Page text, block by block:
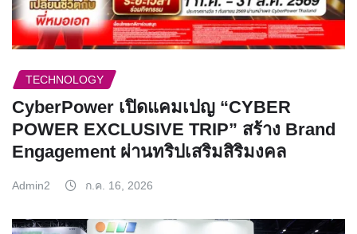
TECHNOLOGY
CyberPower เปิดแคมเปญ “CYBER
POWER EXCLUSIVE TRIP” สร้าง Brand
Engagement ผ่านทริปเสริมสิริมงคล
Admin2 ก.ค. 16, 2026